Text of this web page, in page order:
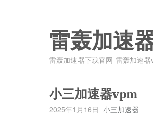
雷轰加速
雷轰加速器下载官网-雷轰加速
小三加速器vpm
2025年1月16日 小三加速器